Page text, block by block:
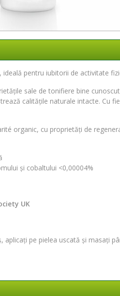
pentru iubitorii de activitate
sale de tonifiere bine
calitățile naturale intacte. Cu
organic, cu proprietăți de
și cobaltului <0,00004%
UK
aplicați pe pielea uscată și masați